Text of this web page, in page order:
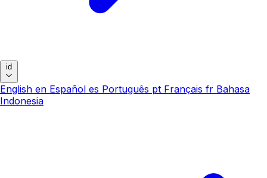
id
English en Español es Português pt Français fr Bahasa
Indonesia